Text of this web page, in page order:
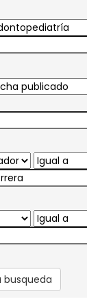
busqueda